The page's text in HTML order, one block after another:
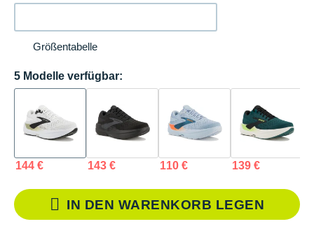
Größentabelle
5 Modelle verfügbar:
144 € 143 € 110 € 139 €
IN DEN WARENKORB LEGEN